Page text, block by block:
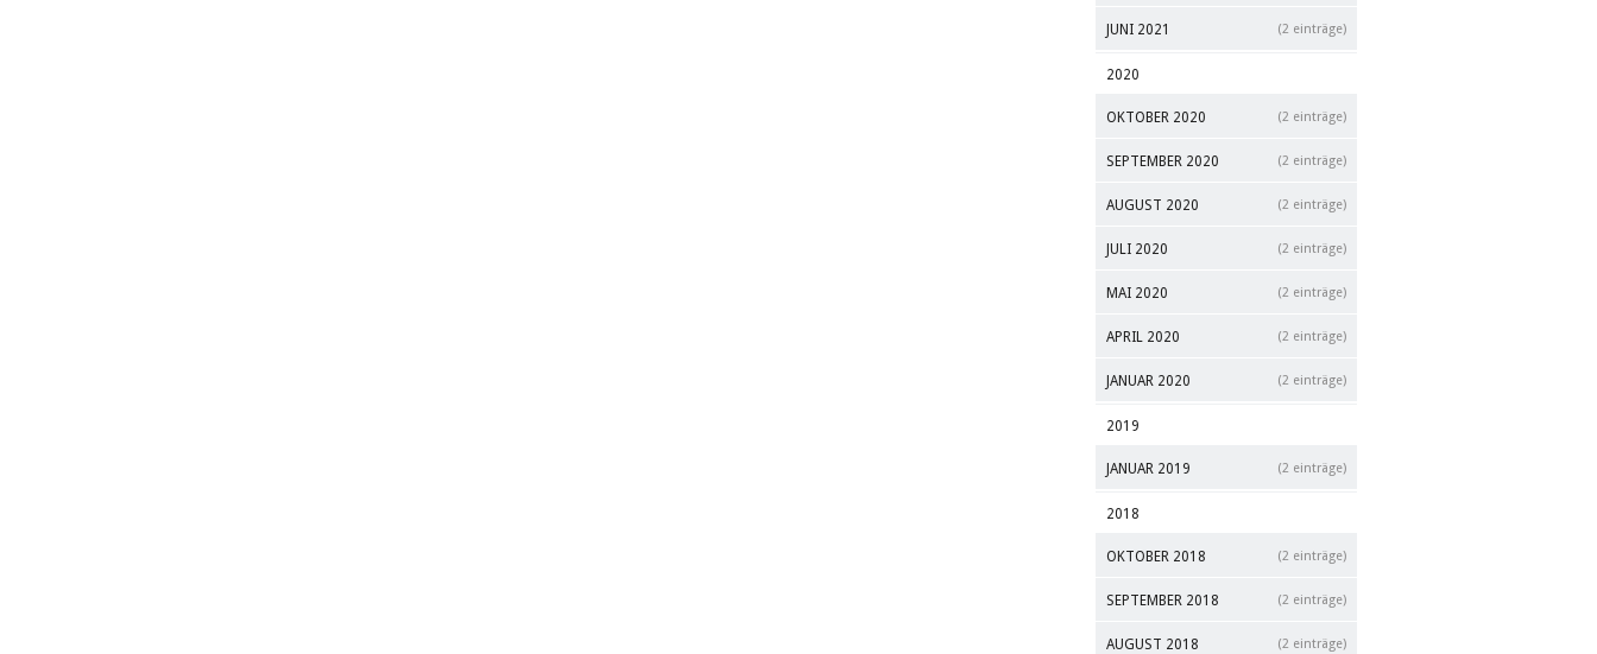
JUNI 2021 (2 einträge)
2020
OKTOBER 2020 (2 einträge)
SEPTEMBER 2020 (2 einträge)
AUGUST 2020 (2 einträge)
JULI 2020 (2 einträge)
MAI 2020 (2 einträge)
APRIL 2020 (2 einträge)
JANUAR 2020 (2 einträge)
2019
JANUAR 2019 (2 einträge)
2018
OKTOBER 2018 (2 einträge)
SEPTEMBER 2018 (2 einträge)
AUGUST 2018 (2 einträge)